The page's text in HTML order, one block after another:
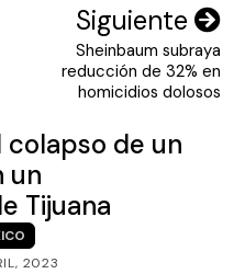
Siguiente
Sheinbaum subraya
reducción de 32% en
homicidios dolosos
colapso de un
un
Tijuana
2023